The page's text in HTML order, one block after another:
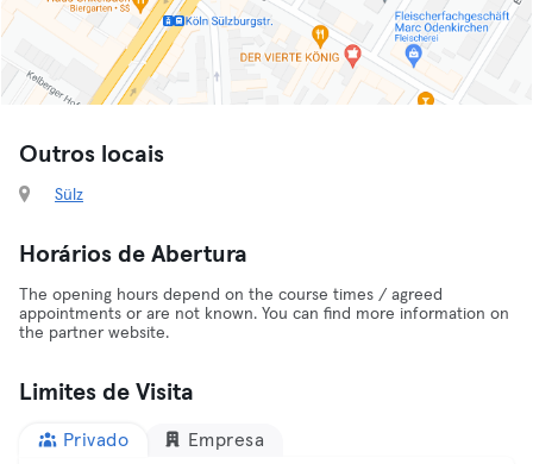
Outros locais
Sülz
Horários de Abertura
The opening hours depend on the course times / agreed
appointments or are not known. You can find more information on
the partner website.
Limites de Visita
Privado Empresa